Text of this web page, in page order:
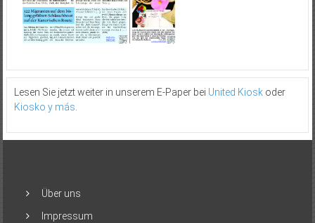
Lesen Sie jetzt weiter in unserem E-Paper bei United Kioskoder
Kiosko y más
Über uns
Impressum